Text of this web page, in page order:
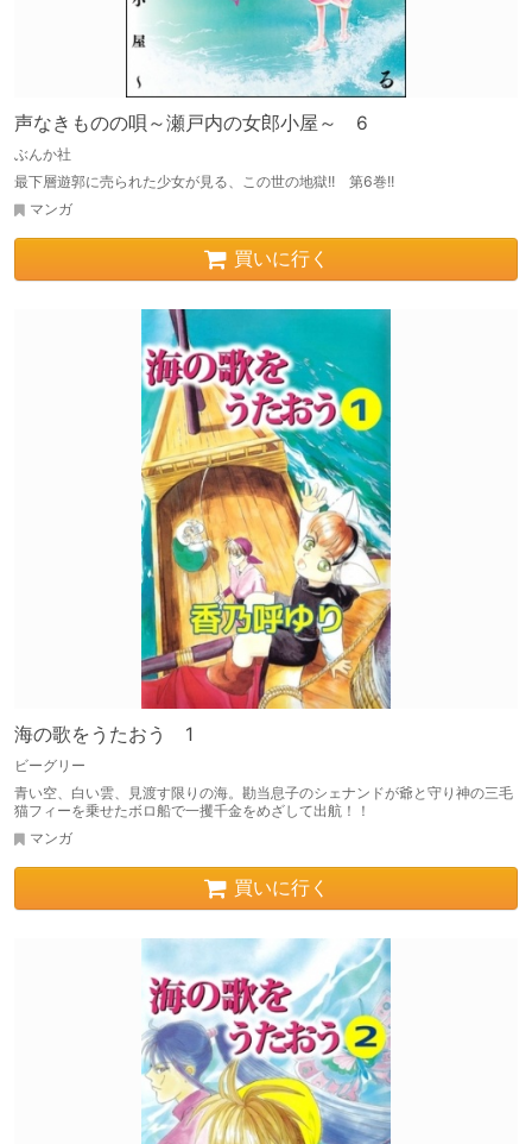
声なきものの唄～瀬戸内の女郎小屋～ 6
ぶんか社
最下層遊郭に売られた少女が見る、この世の地獄!! 第6巻!!
マンガ
買いに行く
海の歌をうたおう 1
ビーグリー
青い空、白い雲、見渡す限りの海。勘当息子のシェナンドが爺と守り神の三毛
猫フィーを乗せたボロ船で一攫千金をめざして出航！！
マンガ
買いに行く